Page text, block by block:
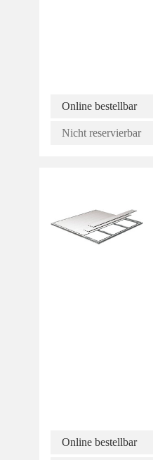
Online bestellbar
Nicht reservierbar
Online bestellbar